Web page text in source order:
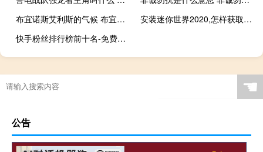
布宜诺斯艾利斯的气候 布宜诺斯艾利斯大学
安装迷你世界2020,怎样获取激活码 迷你世界的无限激活码
快手粉丝排行榜前十名-免费领取QQ空间赞
☚
公告